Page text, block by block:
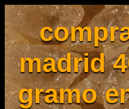
madrid
gramo